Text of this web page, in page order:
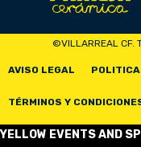
©VILLARREAL CF.
AVISO LEGAL
TÉRMINOS Y
YELLOW EVENTS AND